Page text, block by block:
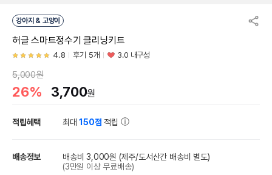
강아지 & 고양이
허글 스마트정수기 클리닝키트
4.8 후기 5개 3.0 내구성
5,000원
26% 3,700원
적립혜택 최대150점 적립
배송정보 배송비 3,000원 (제주/도서산간 배송비 별도)
(3만원 이상 무료배송)